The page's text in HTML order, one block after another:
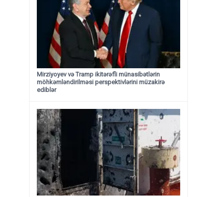
Mirziyoyev və Tramp ikitərəfli münasibətlərin
möhkəmləndirilməsi perspektivlərini müzakirə
ediblər